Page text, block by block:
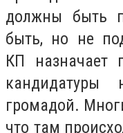
должны быть
быть, но не
КП назначает
кандидатуры
громадой.
что там